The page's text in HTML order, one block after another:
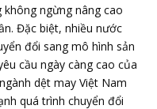
không ngừng nâng cao
Đặc biệt, nhiều nước
đổi sang mô hình sản
cầu ngày càng cao của
dệt may Việt Nam
quá trình chuyển đổi